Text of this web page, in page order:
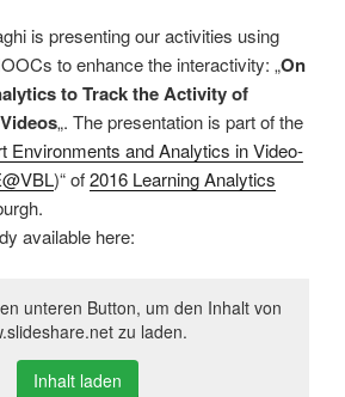
is presenting our activities using
to enhance the interactivity: „On
to Track the Activity of
„. The presentation is part of the
Environments and Analytics in Video-
)“ of2016 Learning Analytics
available here:
unteren Button, um den Inhalt von
zu laden.
Inhalt laden